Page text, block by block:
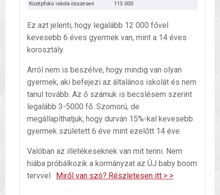
Középfokú iskola összesen
113.000
Ez azt jelenti, hogy legalább 12 000 fővel
kevesebb 6 éves gyermek van, mint a 14 éves
korosztály.
Arról nem is beszélve, hogy mindig van olyan
gyermek, aki befejezi az általános iskolát és nem
tanul tovább. Az ő számuk is becslésem szerint
legalább 3-5000 fő. Szomorú, de
megállapíthatjuk, hogy durván 15%-kal kevesebb
gyermek született 6 éve mint ezelőtt 14 éve.
Valóban az illetékeseknek van mit tenni. Nem
hiába próbálkozik a kormányzat az ÚJ baby boom
tervvel. Miről van szó? Részletesen itt > >